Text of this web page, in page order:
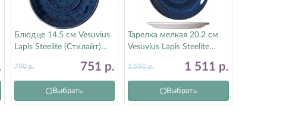
Блюдце 14.5 см Vesuvius
Lapis Steelite (Стилайт)
751 р.
790р.
Выбрать
Тарелка мелкая 20.2 см
Vesuvius Lapis Steelite
1 511 р.
1 590р.
Выбрать